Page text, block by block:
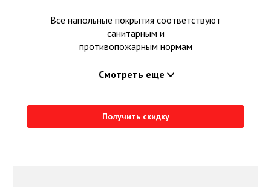
Все напольные покрытия соответствуют
санитарным и
противопожарным нормам
Смотреть еще
Получить скидку